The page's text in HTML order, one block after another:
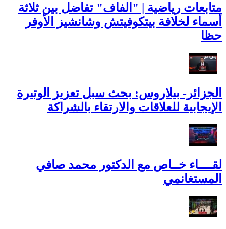
متابعات رياضية | "الفاف" تفاضل بين ثلاثة
أسماء لخلافة بيتكوفيتش وشانشيز الأوفر
حظا
الجزائر- بيلاروس: بحث سبل تعزيز الوتيرة
الإيجابية للعلاقات والارتقاء بالشراكة
لقــــاء خــاص مع الدكتور محمد صافي
المستغانمي